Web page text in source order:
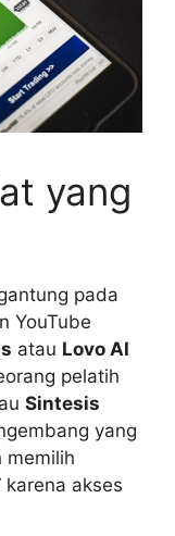
yang
pada
YouTube
atau Lovo AI
pelatih
Sintesis
yang
memilih
karena akses